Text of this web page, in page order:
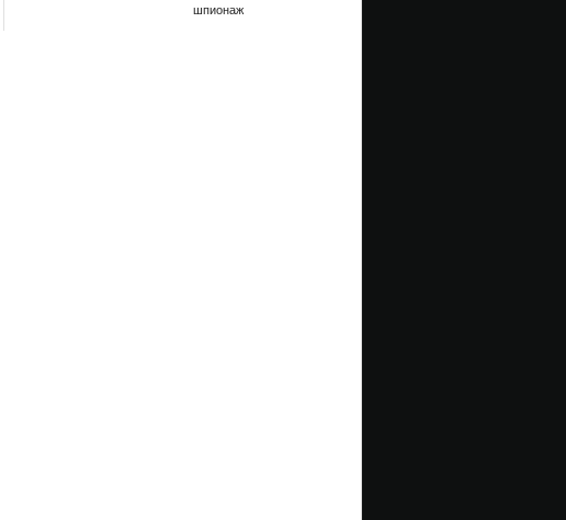
шпионаж